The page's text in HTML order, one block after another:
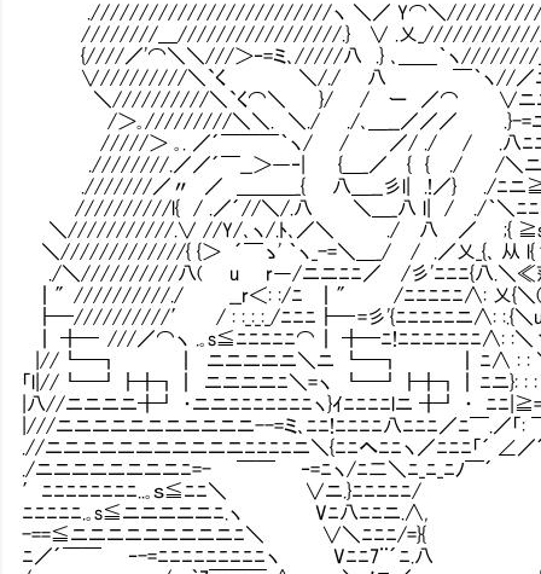
./////////////////////////ヽ ＼／ Y⌒＼
////////＿/////////////////.} ∨ .乂
{////／'⌒＼＼///＞‐=ミ､/////八 .} ､＿＿｀
∨/////////＼`く ＼/./ 八 ￣｀ヽ//／ニニニ
＼//////////＼`く⌒＼ }/ / ー ／⌒ ∨ニニニニ
/＞｡/////////＼＼. ＼./ ./､＿__／／／ .}-=ニニニ
/////＞ ｡. ／´￣￣￣｀ヽ/ / ／/ ./ / .八ﾆ
.////////.／／´￣__＞―‐| {＿_／ { { ./ /＼ニ
.///////／〃 ／ ＿＿＿_{ 八＿__彡l| .!／} ./ﾆ
//////////l{ / .／´//＼/.八 ＼＿_八 l| / ./｀＼ﾆﾆﾆ
＼///////////.∨ //Y/､ヽ/.ﾄ､／＼ ./ 八 ／ ;{ ≧s｡.
＼/////////////{ {＞ ´￣ゝ' ｀ヽ_-=＼＿_/ / .／乂_{､
./＼//////////八( u r―/ニニﾆﾆ／ /彡'ﾆﾆﾆ{八.＼≪
┃″//////////./ __r＜: :/ﾆ ┃″ /ﾆﾆﾆﾆﾆ∧: 乂{
┣━//////////′ / : :_:_:_/ﾆﾆﾆ┣━ =彡'{ﾆﾆﾆﾆﾆニ∧: :.{
┃ ╋━ ///／⌒ヽ .｡s≦ﾆﾆﾆﾆﾆ⌒ ┃ ╋━ﾆ!ﾆﾆﾆﾆﾆﾆﾆ∧: :＼丶
|// ┗━┓ ┃ ニニニニニ＼ニ ┗━┓ ┃ ﾆ∧ : : ＼_＞
「l|// ┗━┛┣╋┓┃ ニニニニﾆ＼=ヽ ┗━┛┣╋┓┃ ﾆニ}: : : :
|八//ニニニニ╋┛ ・ニニﾆﾆﾆﾆﾆﾆﾆヽ}ｲﾆﾆﾆﾆlニ ╋┛ ・ ﾆﾆ
|///ニニニニニニニニニニニ--=ミ､ﾆﾆ!ﾆﾆﾆﾆ八ﾆﾆ
.//ニニニニニニニニニニニﾆﾆﾆﾆニ＼{ﾆﾆへﾆﾆヽ
./ニニニニニニニニﾆ=- ￣￣ ‐=ﾆヽ/ﾆ二
′ﾆﾆﾆﾆﾆﾆﾆﾆ..｡ｓ≦ﾆﾆ＼ ∨ニ.}ﾆﾆﾆﾆﾆ/
ﾆﾆﾆﾆﾆ.｡s≦ニニニニニﾆ.ヽ Vﾆ八ﾆﾆ
-==≦ニニニニニニニニニﾆ＼ ∨＼ﾆ
ﾆ／´￣￣ ‐-=ﾆﾆﾆﾆﾆﾆﾆﾆﾆヽ Vﾆﾆ